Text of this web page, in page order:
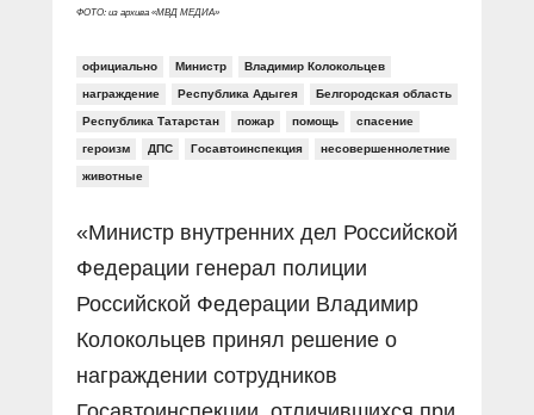
ФОТО: из архива «МВД МЕДИА»
официально Министр Владимир Колокольцев
награждение Республика Адыгея Белгородская область
Республика Татарстан пожар помощь спасение
героизм ДПС Госавтоинспекция несовершеннолетние
животные
«Министр внутренних дел Российской
Федерации генерал полиции
Российской Федерации Владимир
Колокольцев принял решение о
награждении сотрудников